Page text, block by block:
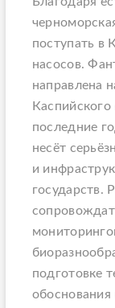
поступать в
насосов.
направлена
последние
несёт
и
государств.
подготовке